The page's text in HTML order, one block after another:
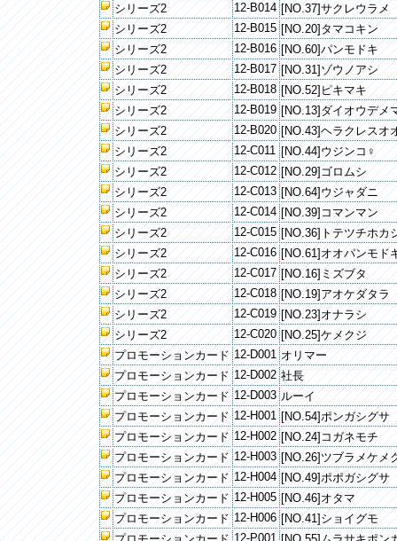
シリーズ2
12-B014 [NO.37]サクレウラメ
シリーズ2
12-B015 [NO.20]タマコキン
シリーズ2
12-B016 [NO.60]パンモドキ
シリーズ2
12-B017 [NO.31]ゾウノアシ
シリーズ2
12-B018 [NO.52]ピキマキ
シリーズ2
12-B019 [NO.13]ダイオウデメ
シリーズ2
12-B020 [NO.43]ヘラクレスオ
シリーズ2
12-C011 [NO.44]ウジンコ♀
シリーズ2
12-C012 [NO.29]ゴロムシ
シリーズ2
12-C013 [NO.64]ウジャダニ
シリーズ2
12-C014 [NO.39]コマンマン
シリーズ2
12-C015 [NO.36]トテツチホカ
シリーズ2
12-C016 [NO.61]オオパンモド
シリーズ2
12-C017 [NO.16]ミズブタ
シリーズ2
12-C018 [NO.19]アオケダタラ
シリーズ2
12-C019 [NO.23]オナラシ
シリーズ2
12-C020 [NO.25]ケメクジ
プロモーションカード 12-D001 オリマー
プロモーションカード 12-D002 社長
プロモーションカード 12-D003 ルーイ
プロモーションカード 12-H001 [NO.54]ポンガシグサ
プロモーションカード 12-H002 [NO.24]コガネモチ
プロモーションカード 12-H003 [NO.26]ツブラメケメ
プロモーションカード 12-H004 [NO.49]ポポガシグサ
プロモーションカード 12-H005 [NO.46]オタマ
プロモーションカード 12-H006 [NO.41]ショイグモ
12-P001